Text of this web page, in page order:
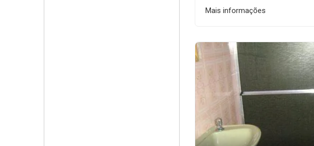
Mais informações